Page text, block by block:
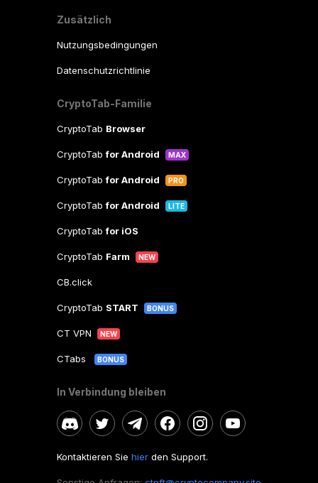
Zusätzlich
Nutzungsbedingungen
Datenschutzrichtlinie
CryptoTab-Familie
CryptoTab Browser
CryptoTabfor Android MAX
CryptoTabfor Android PRO
CryptoTabfor Android LITE
CryptoTabfor iOS
CryptoTab Farm NEW
CB.click
CryptoTab START BONUS
CT VPN NEW
CTabs BONUS
In Verbindung bleiben
Kontaktieren Sie hier den Support.